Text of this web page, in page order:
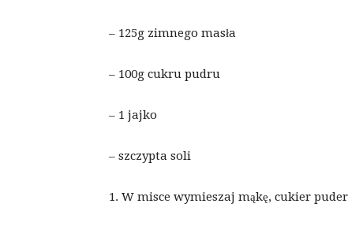
– 125g zimnego masła
– 100g cukru pudru
– 1 jajko
– szczypta soli
1. W misce wymieszaj mąkę, cukier